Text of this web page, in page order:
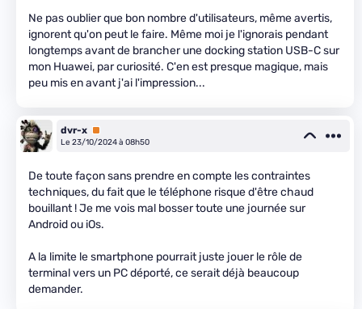
Ne pas oublier que bon nombre d'utilisateurs, même avertis,
ignorent qu'on peut le faire. Même moi je l'ignorais pendant
longtemps avant de brancher une docking station USB-C sur
mon Huawei, par curiosité. C'en est presque magique, mais
peu mis en avant j'ai l'impression...
dvr-x Premium
Le 23/10/2024 à 08h50
De toute façon sans prendre en compte les contraintes
techniques, du fait que le téléphone risque d'être chaud
bouillant ! Je me vois mal bosser toute une journée sur
Android ou iOs.
A la limite le smartphone pourrait juste jouer le rôle de
terminal vers un PC déporté, ce serait déjà beaucoup
demander.